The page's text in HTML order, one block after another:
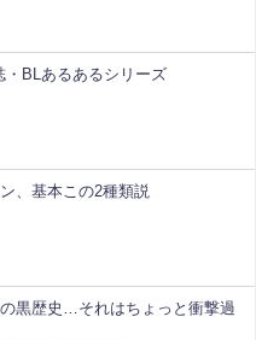
・BLあるあるシリーズ
、基本この2種類説
の黒歴史…それはちょっと衝撃過